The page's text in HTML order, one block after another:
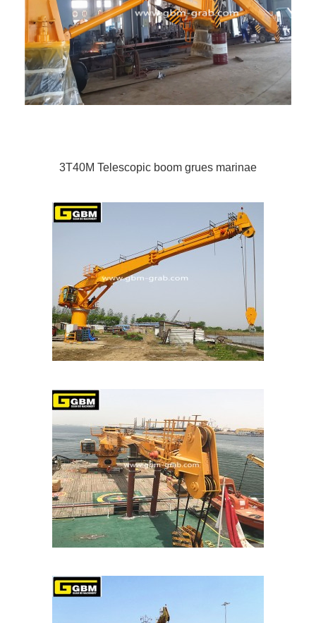
3T40M Telescopic boom grues marinae